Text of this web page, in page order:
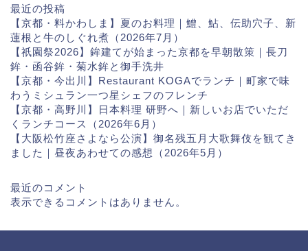
最近の投稿
【京都・料かわしま】夏のお料理｜鱧、鮎、伝助穴子、新
蓮根と牛のしぐれ煮（2026年7月）
【祇園祭2026】鉾建てが始まった京都を早朝散策｜長刀
鉾・函谷鉾・菊水鉾と御手洗井
【京都・今出川】Restaurant KOGAでランチ｜町家で味
わうミシュラン一つ星シェフのフレンチ
【京都・高野川】日本料理 研野へ｜新しいお店でいただ
くランチコース（2026年6月）
【大阪松竹座さよなら公演】御名残五月大歌舞伎を観てき
ました｜昼夜あわせての感想（2026年5月）
最近のコメント
表示できるコメントはありません。